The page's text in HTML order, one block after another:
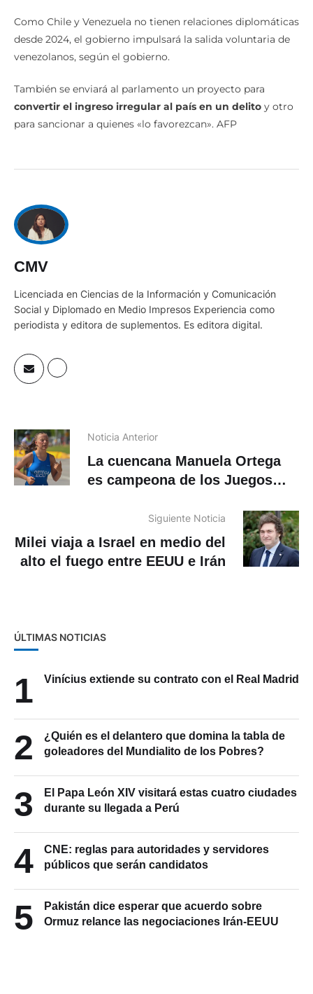
Como Chile y Venezuela no tienen relaciones diplomáticas
desde 2024, el gobierno impulsará la salida voluntaria de
venezolanos, según el gobierno.
También se enviará al parlamento un proyecto para
convertir el ingreso irregular al país en un delito y otro
para sancionar a quienes «lo favorezcan». AFP
CMV
Licenciada en Ciencias de la Información y Comunicación
Social y Diplomado en Medio Impresos Experiencia como
periodista y editora de suplementos. Es editora digital.
Noticia Anterior
La cuencana Manuela Ortega
es campeona de los Juegos
Siguiente Noticia
Milei viaja a Israel en medio del
alto el fuego entre EEUU e Irán
ÚLTIMAS NOTICIAS
1 Vinícius extiende su contrato con el Real Madrid
2
¿Quién es el delantero que domina la tabla de
goleadores del Mundialito de los Pobres?
3
El Papa León XIV visitará estas cuatro ciudades
durante su llegada a Perú
4
CNE: reglas para autoridades y servidores
públicos que serán candidatos
5
Pakistán dice esperar que acuerdo sobre
Ormuz relance las negociaciones Irán-EEUU